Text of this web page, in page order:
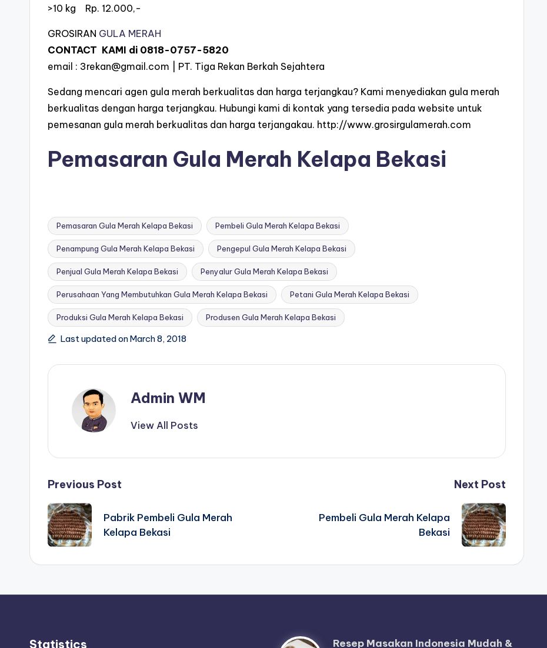
>10 kg Rp. 12.000,-
GROSIRAN GULA MERAH
CONTACT KAMI di 0818-0757-5820
email : 3rekan@gmail.com | PT. Tiga Rekan Berkah Sejahtera
Sedang mencari agen gula merah berkualitas dan harga terjangkau? Kami menyediakan gula merah
berkualitas dengan harga terjangkau. Hubungi kami di kontak yang tersedia pada website untuk
pemesanan gula merah berkualitas dan harga terjangakau. http://www.grosirgulamerah.com
Pemasaran Gula Merah Kelapa Bekasi
Tags:
Pemasaran Gula Merah Kelapa Bekasi Pembeli Gula Merah Kelapa Bekasi
Penampung Gula Merah Kelapa Bekasi Pengepul Gula Merah Kelapa Bekasi
Penjual Gula Merah Kelapa Bekasi Penyalur Gula Merah Kelapa Bekasi
Perusahaan Yang Membutuhkan Gula Merah Kelapa Bekasi Petani Gula Merah Kelapa Bekasi
Produksi Gula Merah Kelapa Bekasi Produsen Gula Merah Kelapa Bekasi
Last updated on March 8, 2018
Admin WM
View All Posts
Post
navigation
Previous Post
Pabrik Pembeli Gula Merah
Kelapa Bekasi
Next Post
Pembeli Gula Merah Kelapa
Bekasi
Statistics Resep Masakan Indonesia Mudah &